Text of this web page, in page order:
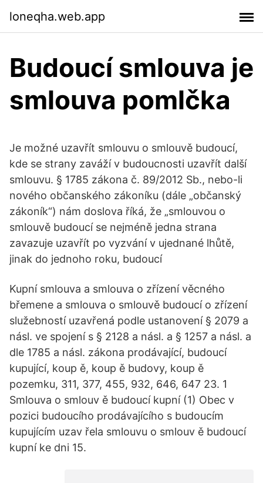
loneqha.web.app
Budoucí smlouva je
smlouva pomlčka
Je možné uzavřít smlouvu o smlouvě budoucí,
kde se strany zaváží v budoucnosti uzavřít další
smlouvu. § 1785 zákona č. 89/2012 Sb., nebo-li
nového občanského zákoníku (dále „občanský
zákoník“) nám doslova říká, že „smlouvou o
smlouvě budoucí se nejméně jedna strana
zavazuje uzavřít po vyzvání v ujednané lhůtě,
jinak do jednoho roku, budoucí
Kupní smlouva a smlouva o zřízení věcného
břemene a smlouva o smlouvě budoucí o zřízení
služebností uzavřená podle ustanovení § 2079 a
násl. ve spojení s § 2128 a násl. a § 1257 a násl. a
dle 1785 a násl. zákona prodávající, budoucí
kupující, koup ě, koup ě budovy, koup ě
pozemku, 311, 377, 455, 932, 646, 647 23. 1
Smlouva o smlouv ě budoucí kupní (1) Obec v
pozici budoucího prodávajícího s budoucím
kupujícím uzav řela smlouvu o smlouv ě budoucí
kupní ke dni 15.